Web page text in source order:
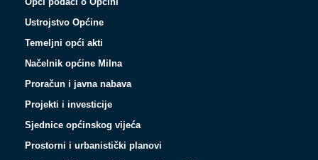
Ustrojstvo Općine
Temeljni opći akti
Načelnik općine Milna
Proračun i javna nabava
Projekti i investicije
Sjednice općinskog vijeća
Prostorni i urbanistički planovi